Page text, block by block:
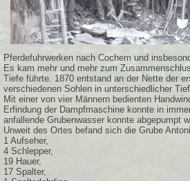
Pferdefuhrwerken nach Cochem und
Es kam mehr und mehr zum
Tiefe führte. 1870 entstand an der Nette der
verschiedenen Sohlen in unterschiedlicher
Mit einer von vier Männern bedienten
Erfindung der Dampfmaschine konnte in
anfallende Grubenwasser konnte abgepumpt
Unweit des Ortes befand sich die Grube
1 Aufseher,
4 Schlepper,
19 Hauer,
17 Spalter,